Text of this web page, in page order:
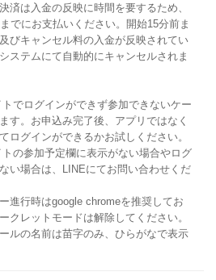
済は入金の反映に時間を要するため、
でにお支払いください。開始15分前ま
びキャンセル料の入金が反映されてい
ステムにて自動的にキャンセルされま
トでログインができず参加できないケー
す。お申込み完了後、アプリではなく
ログインができるかお試しください。
トの参加予定欄に表示がない場合やログ
い場合は、LINEにてお問い合わせくだ
進行時はgoogle chromeを推奨してお
クレットモードは解除してください。
ルの名前は苗字のみ、ひらがなで表示